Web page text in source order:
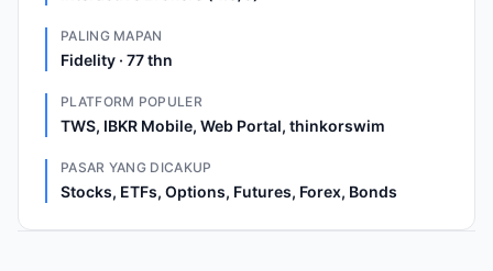
PALING MAPAN
Fidelity · 77 thn
PLATFORM POPULER
TWS, IBKR Mobile, Web Portal, thinkorswim
PASAR YANG DICAKUP
Stocks, ETFs, Options, Futures, Forex, Bonds